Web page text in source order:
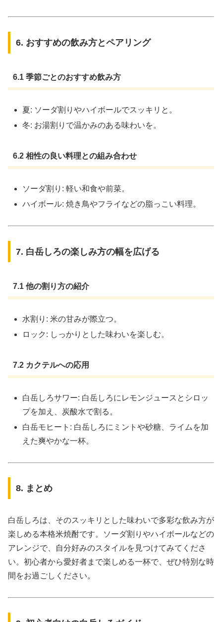
6. おすすめの飲み方とペアリング
6.1 季節ごとのおすすめ飲み方
夏: ソーダ割りやハイボールでスッキリと。
冬: お湯割りで温かみのある味わいを。
6.2 相性の良い料理との組み合わせ
ソーダ割り: 軽い和食や前菜。
ハイボール: 焼き鳥やフライなどの脂っこい料理。
7. 白岳しろの楽しみ方の幅を広げる
7.1 他の割り方の紹介
水割り: 米の甘みが際立つ。
ロック: しっかりとした味わいを楽しむ。
7.2 カクテルへの応用
白岳しろサワー: 白岳しろにレモンジュースとシロッ
プを加え、炭酸水で割る。
白岳モヒート: 白岳しろにミントや砂糖、ライムを加
えた爽やかな一杯。
8. まとめ
白岳しろは、そのスッキリとした味わいで多彩な飲み方が
楽しめる本格米焼酎です。ソーダ割りやハイボールなどの
アレンジで、自分好みのスタイルを見つけてみてくださ
い。初心者から愛好者まで楽しめる一杯で、ぜひ特別な時
間をお過ごしください。